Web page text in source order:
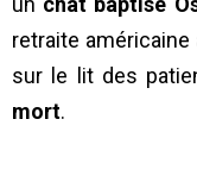
retraite
sur le lit des
mort.